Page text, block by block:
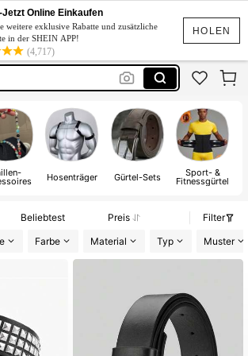
HOLEN
Jetzt Online Einkaufen
weitere exklusive Rabatte und zusätzliche
in der SHEIN APP!
(4,717)
Herren
Herren
Hosenträger Gürtel-Sets Sport- &
Fitnessgürtel
Beliebtest Preis
Filter
Farbe Material Typ Muster